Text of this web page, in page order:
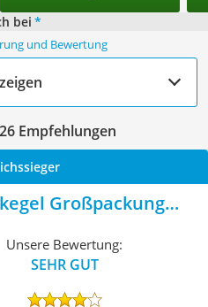
bei *
und Bewertung
Empfehlungen
Großpackung
Unsere Bewertung:
SEHR GUT